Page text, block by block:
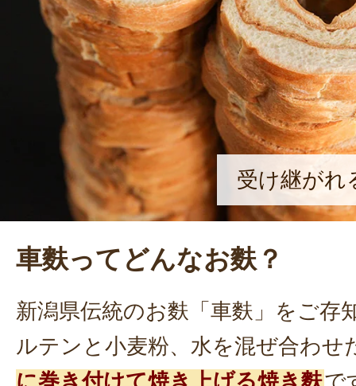
受け継がれ
車麩ってどんなお麩？
新潟県伝統のお麩「車麩」をご存
ルテンと小麦粉、水を混ぜ合わせ
に巻き付けて焼き上げる焼き麩で